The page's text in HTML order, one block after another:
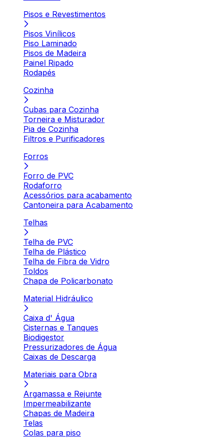
Pisos e Revestimentos
Pisos Vinílicos
Piso Laminado
Pisos de Madeira
Painel Ripado
Rodapés
Cozinha
Cubas para Cozinha
Torneira e Misturador
Pia de Cozinha
Filtros e Purificadores
Forros
Forro de PVC
Rodaforro
Acessórios para acabamento
Cantoneira para Acabamento
Telhas
Telha de PVC
Telha de Plástico
Telha de Fibra de Vidro
Toldos
Chapa de Policarbonato
Material Hidráulico
Caixa d' Água
Cisternas e Tanques
Biodigestor
Pressurizadores de Água
Caixas de Descarga
Materiais para Obra
Argamassa e Rejunte
Impermeabilizante
Chapas de Madeira
Telas
Colas para piso